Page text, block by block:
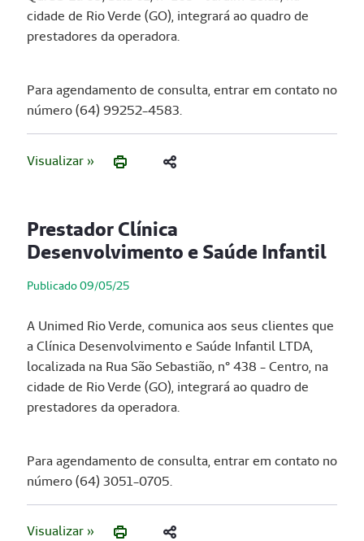
cidade de Rio Verde (GO), integrará ao quadro de
prestadores da operadora.
Para agendamento de consulta, entrar em contato no
número (64) 99252-4583.
Visualizar »
Prestador Clínica
Desenvolvimento e Saúde Infantil
Publicado 09/05/25
A Unimed Rio Verde, comunica aos seus clientes que
a Clínica Desenvolvimento e Saúde Infantil LTDA,
localizada na Rua São Sebastião, n° 438 - Centro, na
cidade de Rio Verde (GO), integrará ao quadro de
prestadores da operadora.
Para agendamento de consulta, entrar em contato no
número (64) 3051-0705.
Visualizar »